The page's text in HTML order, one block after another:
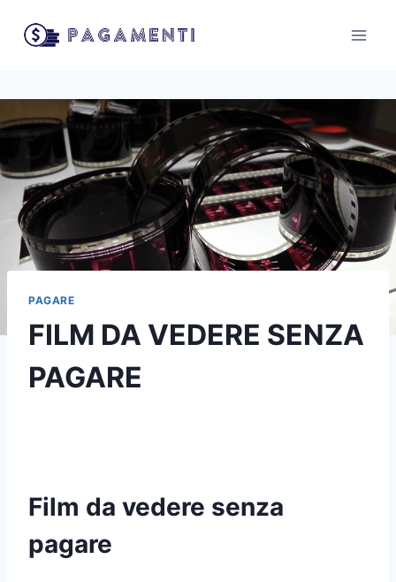
PAGARE
FILM DA VEDERE SENZA
PAGARE
Film da vedere senza
pagare